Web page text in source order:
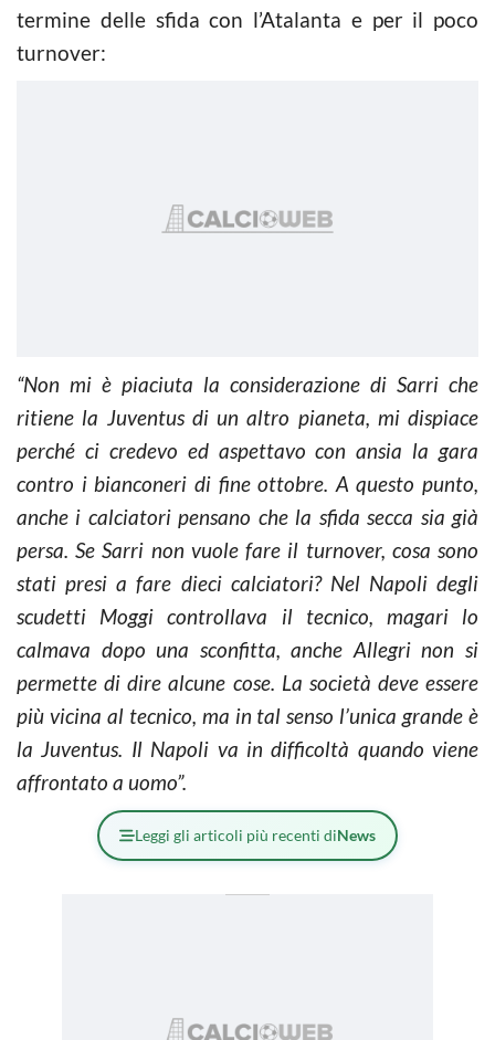
termine delle sfida con l’Atalanta e per il poco
turnover:
“Non mi è piaciuta la considerazione di Sarri che
ritiene la Juventus di un altro pianeta, mi dispiace
perché ci credevo ed aspettavo con ansia la gara
contro i bianconeri di fine ottobre. A questo punto,
anche i calciatori pensano che la sfida secca sia già
persa. Se Sarri non vuole fare il turnover, cosa sono
stati presi a fare dieci calciatori? Nel Napoli degli
scudetti Moggi controllava il tecnico, magari lo
calmava dopo una sconfitta, anche Allegri non si
permette di dire alcune cose. La società deve essere
più vicina al tecnico, ma in tal senso l’unica grande è
la Juventus. Il Napoli va in difficoltà quando viene
affrontato a uomo”.
Leggi gli articoli più recenti diNews